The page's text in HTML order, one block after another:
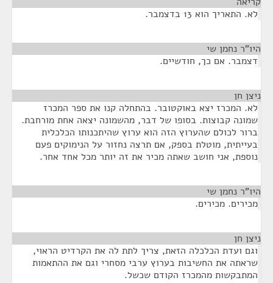
לא. התאריך הוא 13 בדצמבר.
היו"ר נחמן שי
דצמבר. אם כך, חודשיים.
ניצן חן
לא. המכרז יצא באוקטובר. בהתחלה קנו את ספר המכרז
שמונה קבוצות. בסופו של דבר, מהשמונה יצאה אחת מורחבת.
ברור לכולם שהערוץ הזה הוא ערוץ שהיתכנותו הכלכלית
בעייתית, מוטלת בספק, אם תרצה נחזור על הנימוקים פעם
נוספת, אני חושב שאתה מכיר את זה יותר מכל אחד אחר.
היו"ר נחמן שי
מכירים. מכירים.
ניצן חן
וגם ועדת הכלכלה הזאת, צריך לתת לה את הקרדיט הראוי,
שראתה את החשיבות בערוץ ערבי מסחרי וגם את ההתאמות
המתבקשות מהמכרז הקודם שכשל.